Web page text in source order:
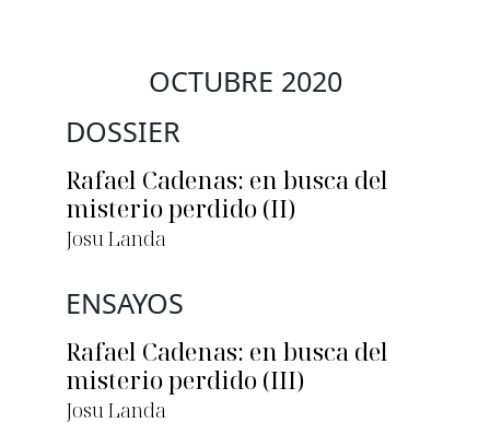
OCTUBRE 2020
DOSSIER
Rafael Cadenas: en busca del
misterio perdido (II)
Josu Landa
ENSAYOS
Rafael Cadenas: en busca del
misterio perdido (III)
Josu Landa